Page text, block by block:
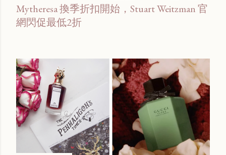
Mytheresa 換季折扣開始，Stuart Weitzman 官
網閃促最低2折